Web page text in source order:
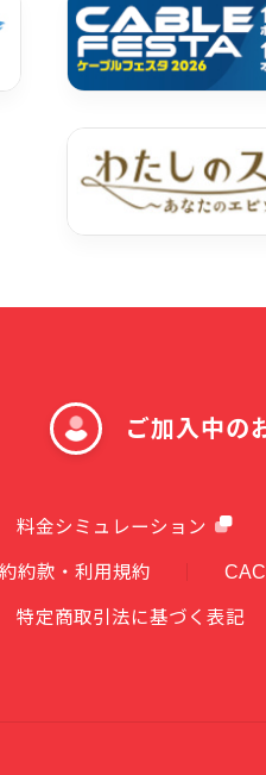
ご加入中の
料金シミュレーション
約款・利用規約
特定商取引法に基づく表記